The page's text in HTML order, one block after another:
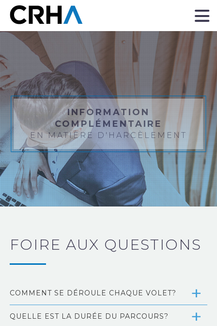
“
INFORMATION
COMPLÉMENTAIRE
EN MATIÈRE D'HARCÈLEMENT
FOIRE AUX QUESTIONS
COMMENT SE DÉROULE CHAQUE VOLET?
QUELLE EST LA DURÉE DU PARCOURS?